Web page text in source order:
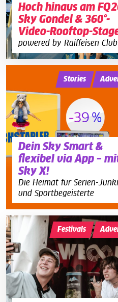
Hoch hinaus am
Sky Gondel & 360°-
Video-Rooftop-
powered by Raiffeisen Club
Dein Sky Smart &
flexibel via App –
Sky X!
Die Heimat für Serien-
und Sportbegeisterte
Stories
Festivals